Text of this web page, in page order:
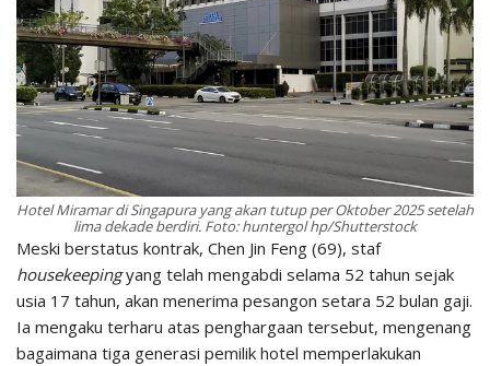
Hotel Miramar di Singapura yang akan tutup per Oktober 2025 setelah
lima dekade berdiri. Foto: huntergol hp/Shutterstock
Meski berstatus kontrak, Chen Jin Feng (69), staf
housekeepingyang telah mengabdi selama 52 tahun sejak
usia 17 tahun, akan menerima pesangon setara 52 bulan gaji.
Ia mengaku terharu atas penghargaan tersebut, mengenang
bagaimana tiga generasi pemilik hotel memperlakukan